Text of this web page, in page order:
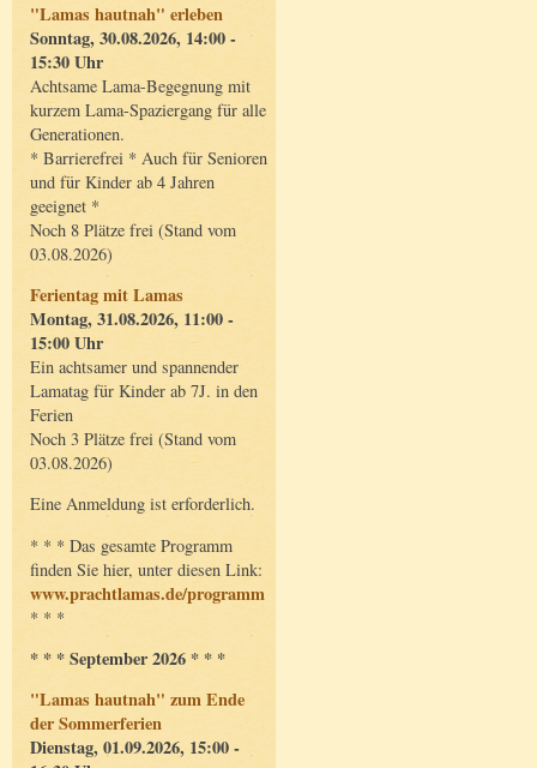
"Lamas hautnah" erleben
Sonntag, 30.08.2026, 14:00 -
15:30 Uhr
Achtsame Lama-Begegnung mit
kurzem Lama-Spaziergang für alle
Generationen.
* Barrierefrei * Auch für Senioren
und für Kinder ab 4 Jahren
geeignet *
Noch 8 Plätze frei (Stand vom
03.08.2026)
Ferientag mit Lamas
Montag, 31.08.2026, 11:00 -
15:00 Uhr
Ein achtsamer und spannender
Lamatag für Kinder ab 7J. in den
Ferien
Noch 3 Plätze frei (Stand vom
03.08.2026)
Eine Anmeldung ist erforderlich.
* * * Das gesamte Programm
finden Sie hier, unter diesen Link:
www.prachtlamas.de/programm
* * *
* * * September 2026 * * *
"Lamas hautnah" zum Ende
der Sommerferien
Dienstag, 01.09.2026, 15:00 -